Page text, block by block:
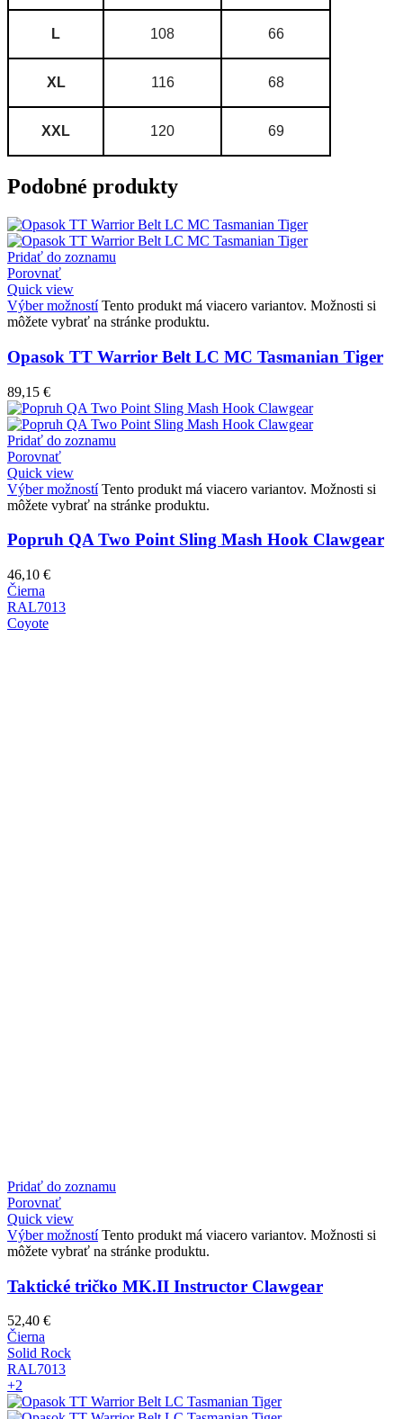
L 108 66
XL 116 68
XXL 120 69
Podobné produkty
Pridať do zoznamu
Porovnať
Quick view
Výber možností Tento produkt má viacero variantov. Možnosti si
môžete vybrať na stránke produktu.
Opasok TT Warrior Belt LC MC Tasmanian Tiger
89,15 €
Pridať do zoznamu
Porovnať
Quick view
Výber možností Tento produkt má viacero variantov. Možnosti si
môžete vybrať na stránke produktu.
Popruh QA Two Point Sling Mash Hook Clawgear
46,10 €
Čierna
RAL7013
Coyote
Pridať do zoznamu
Porovnať
Quick view
Výber možností Tento produkt má viacero variantov. Možnosti si
môžete vybrať na stránke produktu.
Taktické tričko MK.II Instructor Clawgear
52,40 €
Čierna
Solid Rock
RAL7013
+2